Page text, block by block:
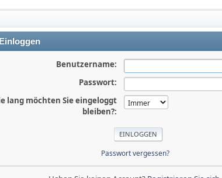
Einloggen
Benutzername:
Passwort:
lang möchten Sie eingeloggt
bleiben?:
Passwort vergessen?